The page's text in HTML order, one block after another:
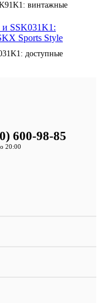
винтажные
доступные
600-98-85
20:00